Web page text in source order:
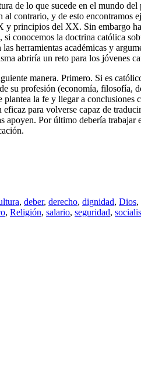
de lo que sucede en el mundo
contrario, y de esto
del XX. Sin embargo
conocemos la doctrina católica
herramientas académicas y
abriría un reto para los jóvenes
manera. Primero. Si es
su profesión (economía,
la fe y llegar a
para volverse capaz de
apoyen. Por último debería
, deber, derecho, dignidad, Dios,
, Religión, salario, seguridad,